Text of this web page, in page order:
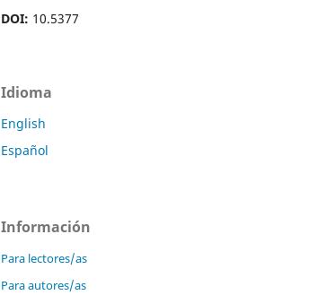
DOI: 10.5377
Idioma
English
Español
Información
Para lectores/as
Para autores/as